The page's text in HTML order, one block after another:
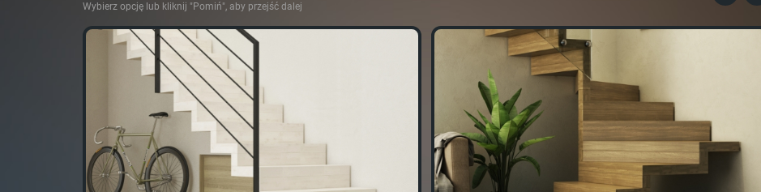
Wybierz opcję lub kliknij "Pomiń", aby przejść dalej